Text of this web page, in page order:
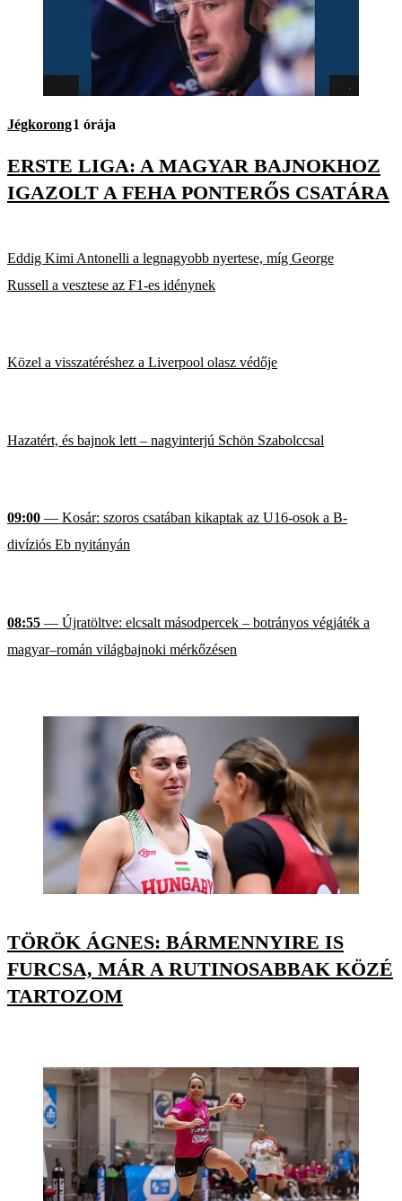
Jégkorong1 órája
ERSTE LIGA: A MAGYAR BAJNOKHOZ
IGAZOLT A FEHA PONTERŐS CSATÁRA
Eddig Kimi Antonelli a legnagyobb nyertese, míg George
Russell a vesztese az F1-es idénynek
Közel a visszatéréshez a Liverpool olasz védője
Hazatért, és bajnok lett – nagyinterjú Schön Szabolccsal
09:00 — Kosár: szoros csatában kikaptak az U16-osok a B-
divíziós Eb nyitányán
08:55 — Újratöltve: elcsalt másodpercek – botrányos végjáték a
magyar–román világbajnoki mérkőzésen
TÖRÖK ÁGNES: BÁRMENNYIRE IS
FURCSA, MÁR A RUTINOSABBAK KÖZÉ
TARTOZOM